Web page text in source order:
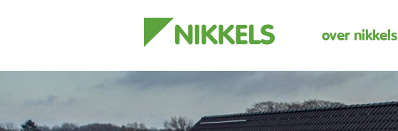
over nikkels